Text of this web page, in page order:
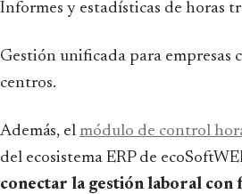
Informes y estadísticas de horas
Gestión unificada para empresas
centros.
Además, el módulo de control
del ecosistema ERP de
conectar la gestión laboral con